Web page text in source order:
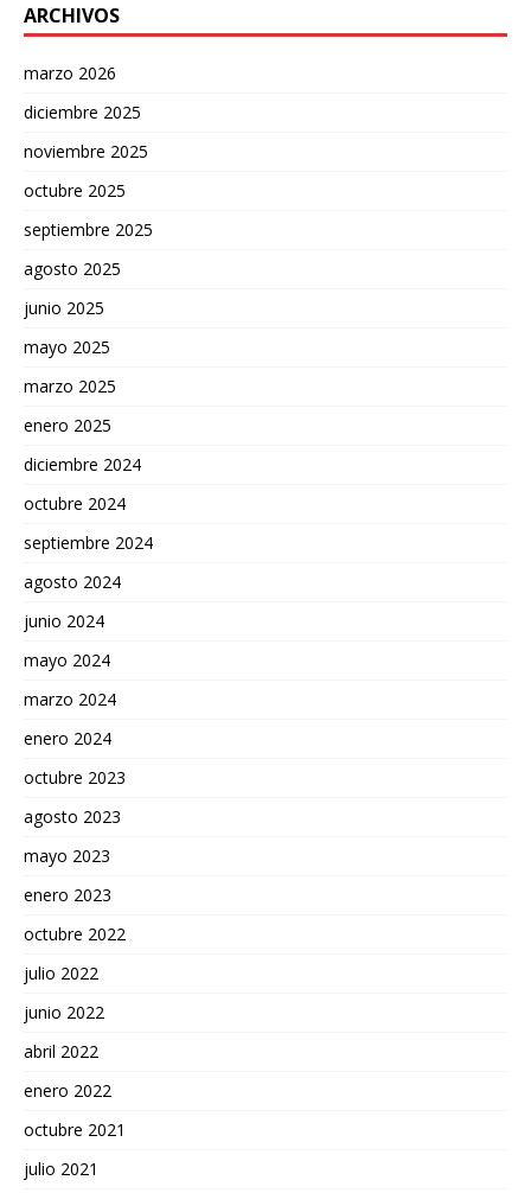
ARCHIVOS
marzo 2026
diciembre 2025
noviembre 2025
octubre 2025
septiembre 2025
agosto 2025
junio 2025
mayo 2025
marzo 2025
enero 2025
diciembre 2024
octubre 2024
septiembre 2024
agosto 2024
junio 2024
mayo 2024
marzo 2024
enero 2024
octubre 2023
agosto 2023
mayo 2023
enero 2023
octubre 2022
julio 2022
junio 2022
abril 2022
enero 2022
octubre 2021
julio 2021